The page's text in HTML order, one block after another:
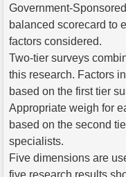
Government-
balanced scorecard to
factors considered.
Two-tier surveys
this research. Factors
based on the first tier
Appropriate weigh for
based on the second
specialists.
Five dimensions are
five research results